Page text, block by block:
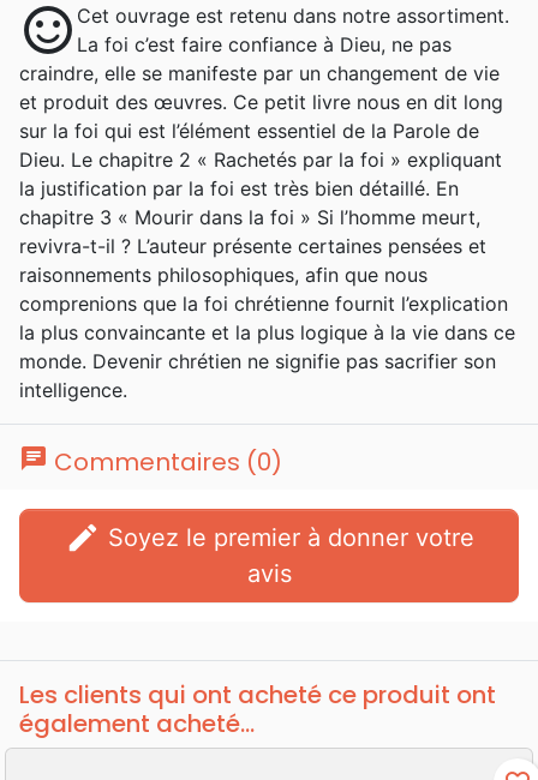
sentiment_satisfied Cet ouvrage est retenu dans notre assortiment.
La foi c’est faire confiance à Dieu, ne pas
craindre, elle se manifeste par un changement de vie
et produit des œuvres. Ce petit livre nous en dit long
sur la foi qui est l’élément essentiel de la Parole de
Dieu. Le chapitre 2 « Rachetés par la foi » expliquant
la justification par la foi est très bien détaillé. En
chapitre 3 « Mourir dans la foi » Si l’homme meurt,
revivra-t-il ? L’auteur présente certaines pensées et
raisonnements philosophiques, afin que nous
comprenions que la foi chrétienne fournit l’explication
la plus convaincante et la plus logique à la vie dans ce
monde. Devenir chrétien ne signifie pas sacrifier son
intelligence.
chat Commentaires (0)
edit
avis
Les clients qui ont acheté ce produit ont
également acheté...